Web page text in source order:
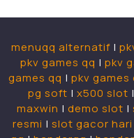
menuqq alternatif|
pkv games qq | pkv
games qq | pkv games
pg soft | x500 slot |
maxwin | demo slot |
resmi | slot gacor hari